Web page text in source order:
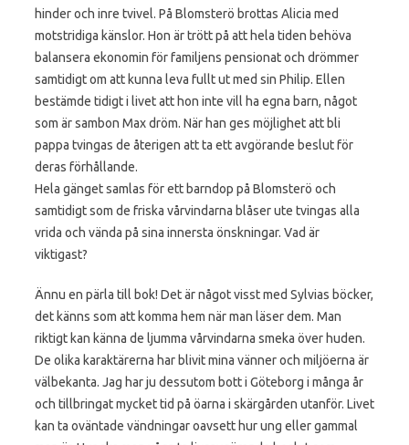
hinder och inre tvivel. På Blomsterö brottas Alicia med
motstridiga känslor. Hon är trött på att hela tiden behöva
balansera ekonomin för familjens pensionat och drömmer
samtidigt om att kunna leva fullt ut med sin Philip. Ellen
bestämde tidigt i livet att hon inte vill ha egna barn, något
som är sambon Max dröm. När han ges möjlighet att bli
pappa tvingas de återigen att ta ett avgörande beslut för
deras förhållande.
Hela gänget samlas för ett barndop på Blomsterö och
samtidigt som de friska vårvindarna blåser ute tvingas alla
vrida och vända på sina innersta önskningar. Vad är
viktigast?
Ännu en pärla till bok! Det är något visst med Sylvias böcker,
det känns som att komma hem när man läser dem. Man
riktigt kan känna de ljumma vårvindarna smeka över huden.
De olika karaktärerna har blivit mina vänner och miljöerna är
välbekanta. Jag har ju dessutom bott i Göteborg i många år
och tillbringat mycket tid på öarna i skärgården utanför. Livet
kan ta oväntade vändningar oavsett hur ung eller gammal